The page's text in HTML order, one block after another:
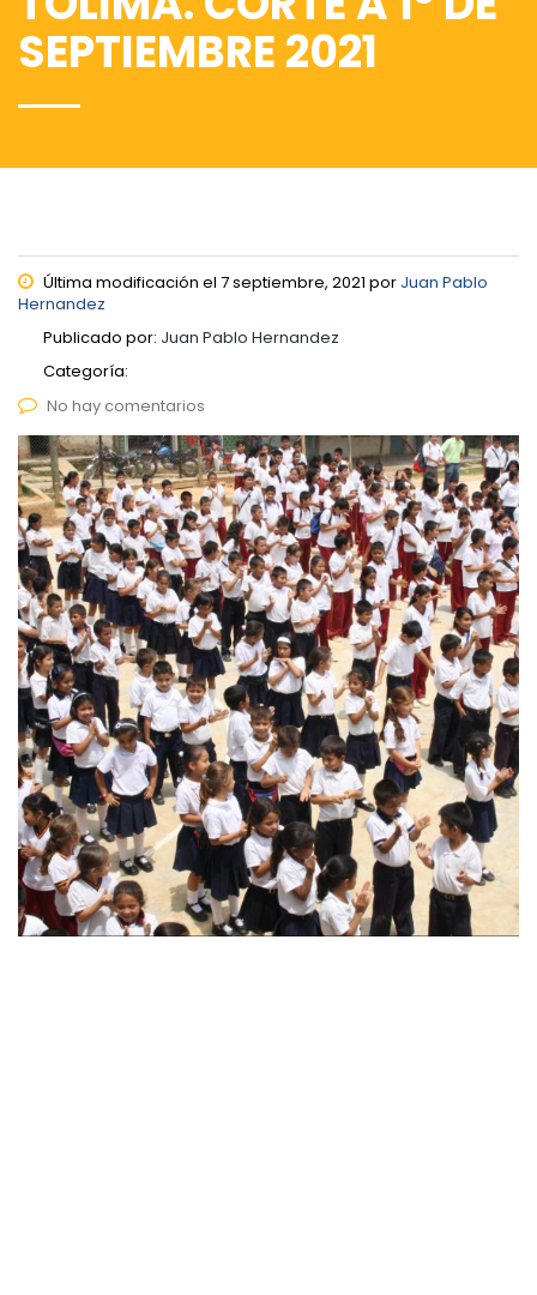
SEPTIEMBRE 2021
Última modificación el 7 septiembre, 2021 por Juan Pablo
Hernandez
Publicado por: Juan Pablo Hernandez
Categoría:
No hay comentarios